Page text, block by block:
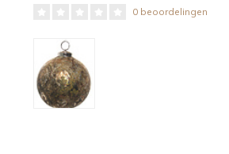
0 beoordelingen